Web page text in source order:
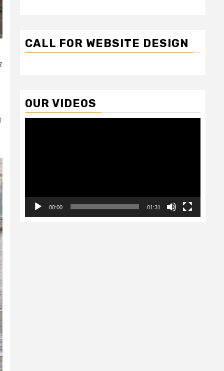
CALL FOR WEBSITE DESIGN
OUR VIDEOS
00:00 01:31